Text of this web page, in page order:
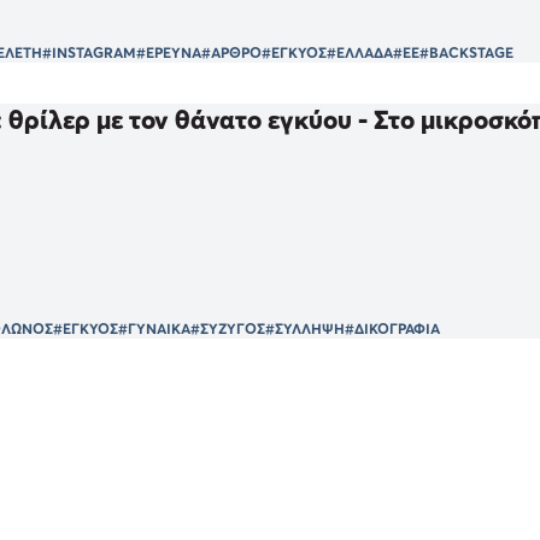
#INSTAGRAM#ΕΡΕΥΝΑ#ΑΡΘΡΟ#ΕΓΚΥΟΣ#ΕΛΛΑΔΑ#ΕΕ#BACKSTAGE
με τον θάνατο εγκύου - Στο
#ΕΓΚΥΟΣ#ΓΥΝΑΙΚΑ#ΣΥΖΥΓΟΣ#ΣΥΛΛΗΨΗ#ΔΙΚΟΓΡΑΦΙΑ